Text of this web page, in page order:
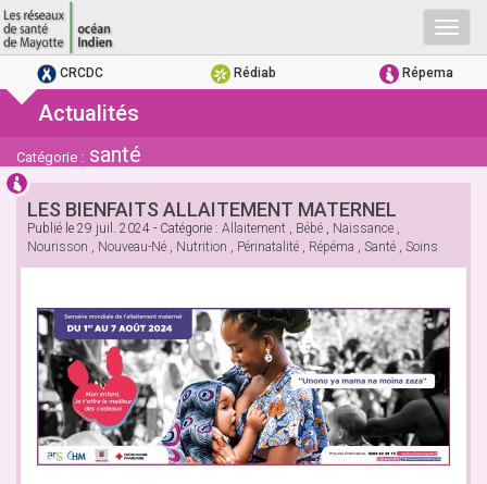
CRCDC Rédiab Répema
Actualités
Catégorie : santé
LES BIENFAITS ALLAITEMENT MATERNEL
Publié le 29 juil. 2024 - Catégorie : Allaitement , Bébé , Naissance ,
Nourisson , Nouveau-Né , Nutrition , Périnatalité , Répéma , Santé , Soins